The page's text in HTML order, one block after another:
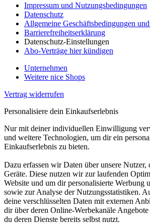
Impressum und Nutzungsbedingungen
Datenschutz
Allgemeine Geschäftsbedingungen
Barrierefreiheitserklärung
Datenschutz-Einstellungen
Abo-Verträge hier kündigen
Unternehmen
Weitere nice Shops
Vertrag widerrufen
Personalisiere dein Einkaufserlebnis
Nur mit deiner individuellen Einwilligung
und weitere Technologien, um dir ein
Einkaufserlebnis zu bieten.
Dazu erfassen wir Daten über unsere Nutzer,
Geräte. Diese nutzen wir zur laufenden
Website und um dir personalisierte Werbung
sowie zur Analyse der Nutzungsstatistiken.
deine verschlüsselten Daten mit externen
dir über deren Online-Werbekanäle
du deren Dienste bereits selbst nutzt.